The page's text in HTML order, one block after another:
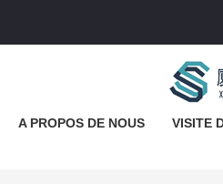
A PROPOS DE NOUS VISITE